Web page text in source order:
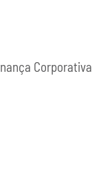
Corporativa